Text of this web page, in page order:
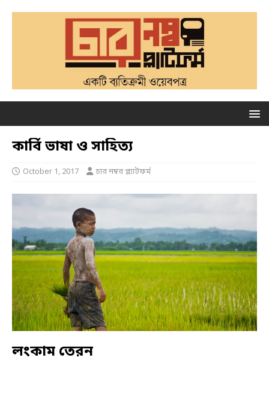
কার্বি ভাষা ও সাহিত্য
October 1, 2017 চার নম্বর প্ল্যাটফর্ম
লংকাম তেরন